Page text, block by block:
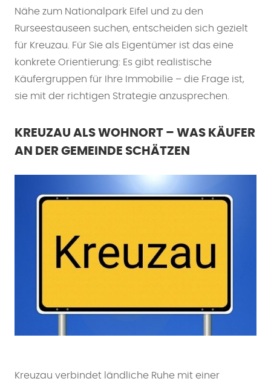
Nähe zum Nationalpark Eifel und zu den
Rurseestauseen suchen, entscheiden sich gezielt
für Kreuzau. Für Sie als Eigentümer ist das eine
konkrete Orientierung: Es gibt realistische
Käufergruppen für Ihre Immobilie – die Frage ist,
sie mit der richtigen Strategie anzusprechen.
KREUZAU ALS WOHNORT – WAS KÄUFER
AN DER GEMEINDE SCHÄTZEN
Kreuzau verbindet ländliche Ruhe mit einer